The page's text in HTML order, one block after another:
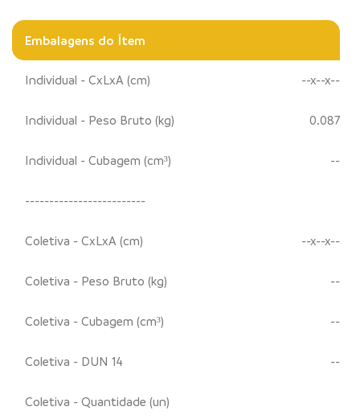
Embalagens do Ítem
Individual - CxLxA (cm) --x--x--
Individual - Peso Bruto (kg) 0.087
Individual - Cubagem (cm³) --
-------------------------
Coletiva - CxLxA (cm) --x--x--
Coletiva - Peso Bruto (kg) --
Coletiva - Cubagem (cm³) --
Coletiva - DUN 14 --
Coletiva - Quantidade (un)